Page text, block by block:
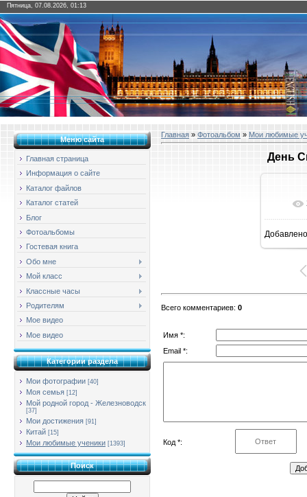
Пятница, 07.08.2026, 01:13
Меню сайта
Главная страница
Информация о сайте
Каталог файлов
Каталог статей
Блог
Фотоальбомы
Гостевая книга
Обо мне
Мой класс
Классные часы
Родителям
Мое видео
Мое видео
Категории раздела
Мои фотографии [40]
Моя семья [12]
Мой родной город - Железноводск
[37]
Мои достижения [91]
Китай [15]
Мои любимые ученики [1393]
Поиск
Главная » Фотоальбом » Мои любимые
День
Добавлено
Всего комментариев: 0
Имя *:
Email *:
Код *: